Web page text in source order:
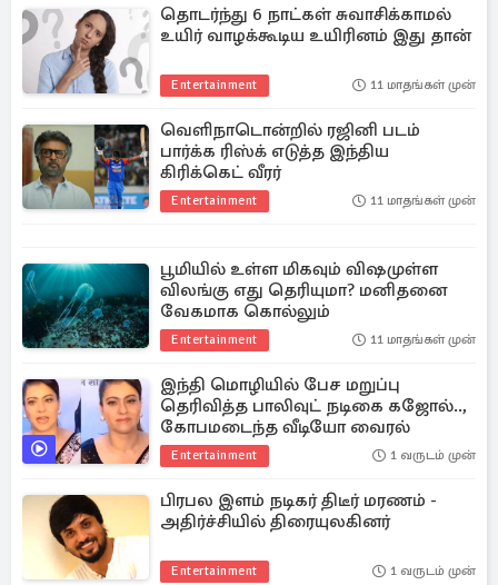
தொடர்ந்து 6 நாட்கள் சுவாசிக்காமல்
உயிர் வாழக்கூடிய உயிரினம் இது தான்
Entertainment 11 மாதங்கள் முன்
வெளிநாடொன்றில் ரஜினி படம்
பார்க்க ரிஸ்க் எடுத்த இந்திய
கிரிக்கெட் வீரர்
Entertainment 11 மாதங்கள் முன்
பூமியில் உள்ள மிகவும் விஷமுள்ள
விலங்கு எது தெரியுமா? மனிதனை
வேகமாக கொல்லும்
Entertainment 11 மாதங்கள் முன்
இந்தி மொழியில் பேச மறுப்பு
தெரிவித்த பாலிவுட் நடிகை கஜோல்..,
கோபமடைந்த வீடியோ வைரல்
Entertainment 1 வருடம் முன்
பிரபல இளம் நடிகர் திடீர் மரணம் -
அதிர்ச்சியில் திரையுலகினர்
Entertainment 1 வருடம் முன்